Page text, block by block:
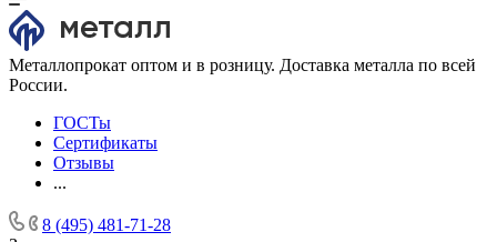
Металлопрокат оптом и в розницу. Доставка металла по всей
России.
ГОСТы
Сертификаты
Отзывы
...
8 (495) 481-71-28